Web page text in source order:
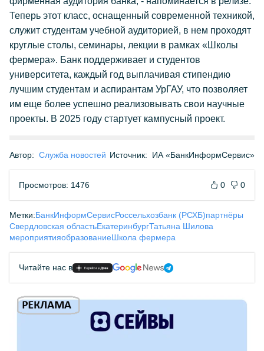
Теперь этот класс, оснащенный современной техникой,
служит студентам учебной аудиторией, в нем проходят
круглые столы, семинары, лекции в рамках «Школы
фермера». Банк поддерживает и студентов
университета, каждый год выплачивая стипендию
лучшим студентам и аспирантам УрГАУ, что позволяет
им еще более успешно реализовывать свои научные
проекты. В 2025 году стартует кампусный проект.
Автор: Служба новостей Источник: ИА «БанкИнформСервис»
Просмотров: 1476 0 0
Метки:БанкИнформСервисРоссельхозбанк (РСХБ)партнёры
Свердловская областьЕкатеринбургТатьяна Шилова
мероприятияобразованиеШкола фермера
Читайте нас в